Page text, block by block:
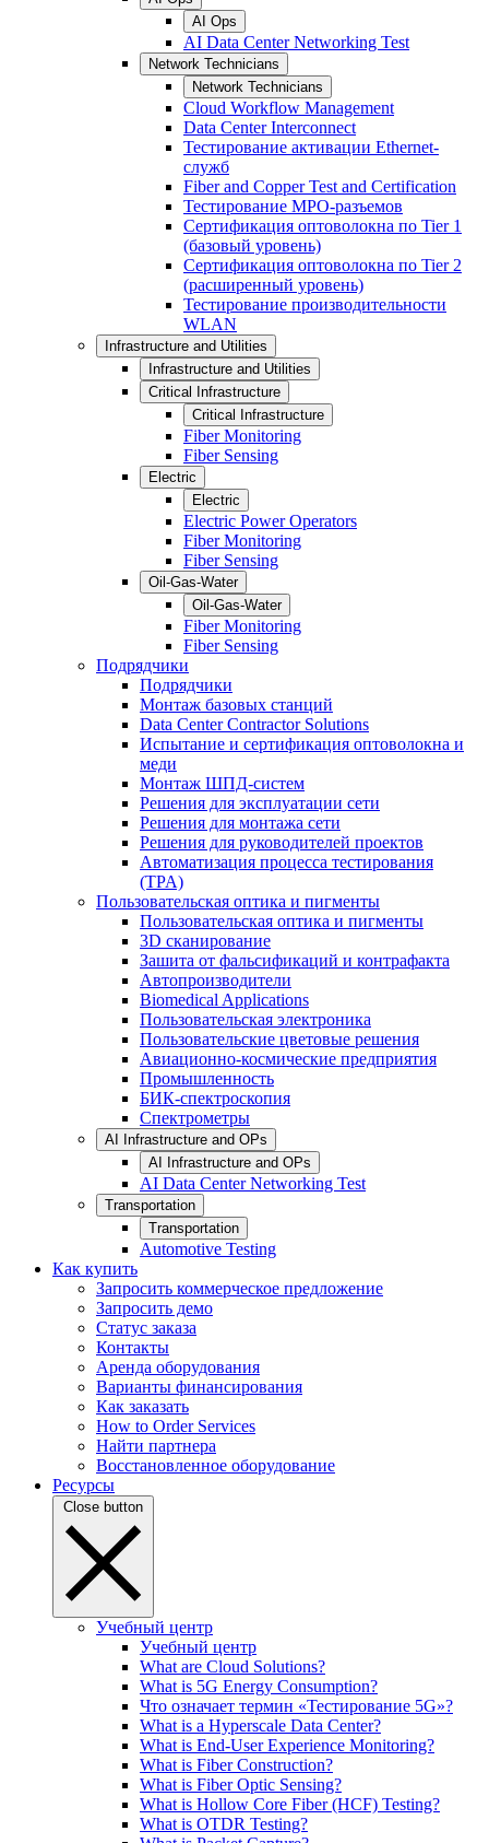
AI Ops
AI Data Center Networking Test
Network Technicians
Network Technicians
Cloud Workflow Management
Data Center Interconnect
Тестирование активации Ethernet-
служб
Fiber and Copper Test and Certification
Тестирование МРО-разъемов
Сертификация оптоволокна по Tier 1
(базовый уровень)
Сертификация оптоволокна по Tier 2
(расширенный уровень)
Тестирование производительности
WLAN
Infrastructure and Utilities
Infrastructure and Utilities
Critical Infrastructure
Critical Infrastructure
Fiber Monitoring
Fiber Sensing
Electric
Electric
Electric Power Operators
Fiber Monitoring
Fiber Sensing
Oil-Gas-Water
Oil-Gas-Water
Fiber Monitoring
Fiber Sensing
Подрядчики
Подрядчики
Монтаж базовых станций
Data Center Contractor Solutions
Испытание и сертификация оптоволокна и
меди
Монтаж ШПД-систем
Решения для эксплуатации сети
Решения для монтажа сети
Решения для руководителей проектов
Автоматизация процесса тестирования
(TPA)
Пользовательская оптика и пигменты
Пользовательская оптика и пигменты
3D сканирование
Зашита от фальсификаций и контрафакта
Автопроизводители
Biomedical Applications
Пользовательская электроника
Пользовательские цветовые решения
Авиационно-космические предприятия
Промышленность
БИК-спектроскопия
Спектрометры
AI Infrastructure and OPs
AI Infrastructure and OPs
AI Data Center Networking Test
Transportation
Transportation
Automotive Testing
Как купить
Запросить коммерческое предложение
Запросить демо
Статус заказа
Контакты
Аренда оборудования
Варианты финансирования
Как заказать
How to Order Services
Найти партнера
Восстановленное оборудование
Ресурсы
Close button
Учебный центр
Учебный центр
What are Cloud Solutions?
What is 5G Energy Consumption?
Что означает термин «Тестирование 5G»?
What is a Hyperscale Data Center?
What is End-User Experience Monitoring?
What is Fiber Construction?
What is Fiber Optic Sensing?
What is Hollow Core Fiber (HCF) Testing?
What is OTDR Testing?